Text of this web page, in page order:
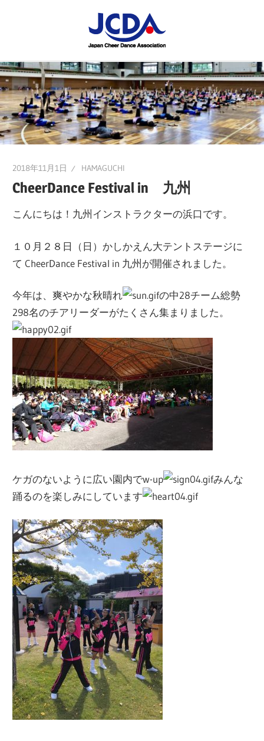
ン
ツ
へ
ス
キ
ッ
STAFF
BLOG
の
講
習
会
や
ベ
ン
レ
ポ
ト
し
ま
2018年11月1日 HAMAGUCHI
CheerDance Festival in 九州
こんにちは！九州インストラクターの浜口です。
１０月２８日（日）かしかえん大テントステージに
て CheerDance Festival in 九州が開催されました。
今年は、爽やかな秋晴れ
の中28チーム総勢
298名のチアリーダーがたくさん集まりました。
ケガのないように広い園内でw-up
みんな
踊るのを楽しみにしています